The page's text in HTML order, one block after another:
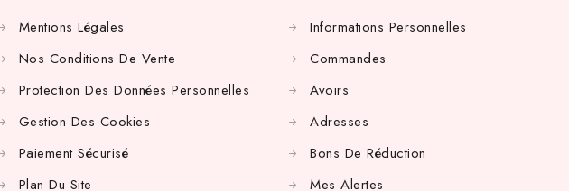
Mentions Légales
Nos Conditions De Vente
Protection Des Données Personnelles
Gestion Des Cookies
Paiement Sécurisé
Plan Du Site
Informations Personnelles
Commandes
Avoirs
Adresses
Bons De Réduction
Mes Alertes